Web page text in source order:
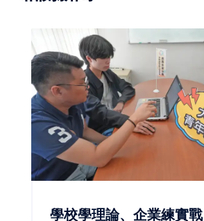
學校學理論、企業練實戰 高分署攜